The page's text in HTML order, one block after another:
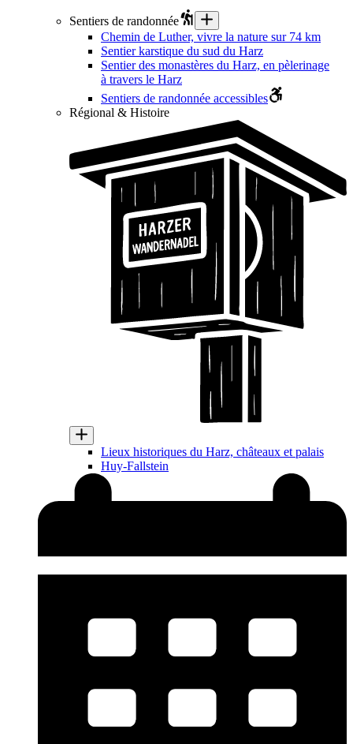
Sentiers de randonnée
Chemin de Luther, vivre la nature sur 74 km
Sentier karstique du sud du Harz
Sentier des monastères du Harz, en pèlerinage
à travers le Harz
Sentiers de randonnée accessibles
Régional & Histoire
Lieux historiques du Harz, châteaux et palais
Huy-Fallstein